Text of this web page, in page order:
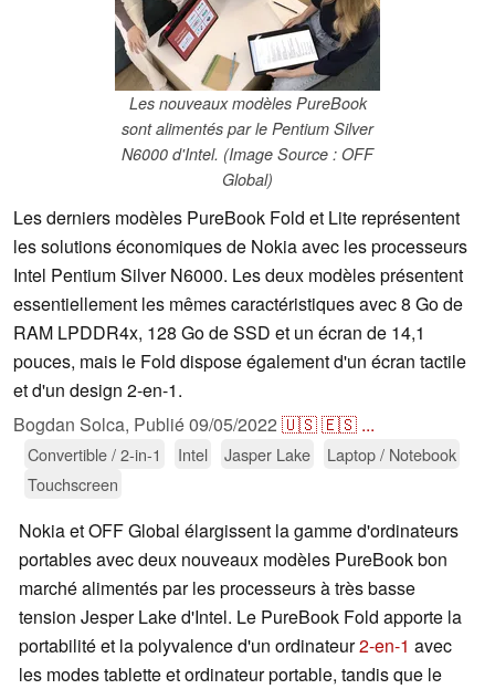
Les nouveaux modèles PureBook
sont alimentés par le Pentium Silver
N6000 d'Intel. (Image Source : OFF
Global)
Les derniers modèles PureBook Fold et Lite représentent
les solutions économiques de Nokia avec les processeurs
Intel Pentium Silver N6000. Les deux modèles présentent
essentiellement les mêmes caractéristiques avec 8 Go de
RAM LPDDR4x, 128 Go de SSD et un écran de 14,1
pouces, mais le Fold dispose également d'un écran tactile
et d'un design 2-en-1.
Bogdan Solca, Publié09/05/2022 🇺🇸🇪🇸 ...
Convertible / 2-in-1 Intel Jasper Lake
Laptop / Notebook
Touchscreen
Nokia et OFF Global élargissent la gamme d'ordinateurs
portables avec deux nouveaux modèles PureBook bon
marché alimentés par les processeurs à très basse
tension Jesper Lake d'Intel. Le PureBook Fold apporte la
portabilité et la polyvalence d'un ordinateur2-en-1 avec
les modes tablette et ordinateur portable, tandis que le